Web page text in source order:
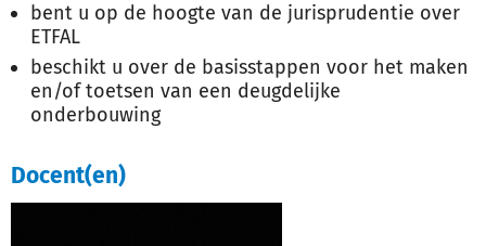
bent u op de hoogte van de jurisprudentie over
ETFAL
beschikt u over de basisstappen voor het maken
en/of toetsen van een deugdelijke
onderbouwing
Docent(en)